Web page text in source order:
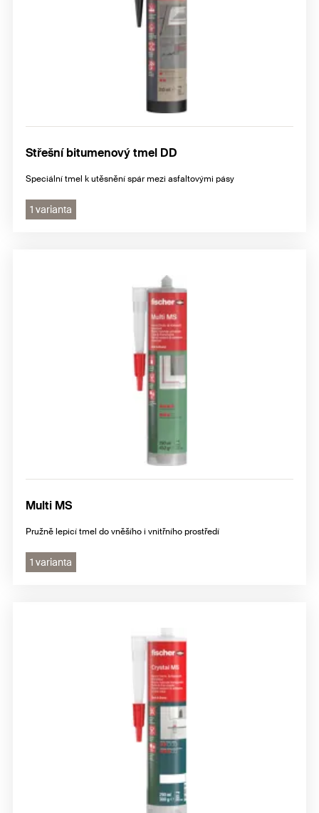
Střešní bitumenový tmel DD
Speciální tmel k utěsnění spár mezi asfaltovými pásy
1 varianta
Multi MS
Pružně lepicí tmel do vněšího i vnitřního prostředí
1 varianta